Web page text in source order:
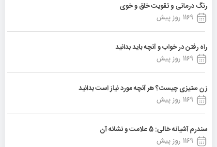
رنگ درمانی و تقویت خلق و خوی
1169 روز پیش
راه رفتن در خواب و آنچه باید بدانید
1169 روز پیش
زن ستیزی چیست؟ هر آنچه مورد نیاز است بدانید
1169 روز پیش
سندرم آشیانه خالی: 5 علامت و نشانه آن
1169 روز پیش